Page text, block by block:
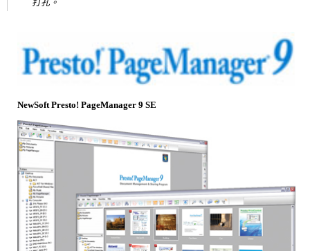
打孔。
NewSoft Presto! PageManager 9 SE